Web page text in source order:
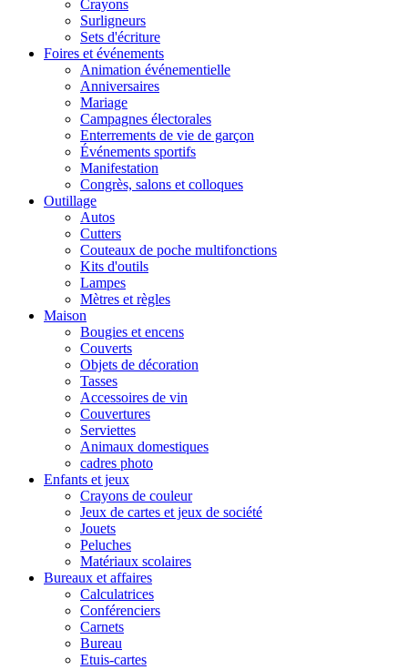
Crayons
Surligneurs
Sets d'écriture
Foires et événements
Animation événementielle
Anniversaires
Mariage
Campagnes électorales
Enterrements de vie de garçon
Événements sportifs
Manifestation
Congrès, salons et colloques
Outillage
Autos
Cutters
Couteaux de poche multifonctions
Kits d'outils
Lampes
Mètres et règles
Maison
Bougies et encens
Couverts
Objets de décoration
Tasses
Accessoires de vin
Couvertures
Serviettes
Animaux domestiques
cadres photo
Enfants et jeux
Crayons de couleur
Jeux de cartes et jeux de société
Jouets
Peluches
Matériaux scolaires
Bureaux et affaires
Calculatrices
Conférenciers
Carnets
Bureau
Etuis-cartes